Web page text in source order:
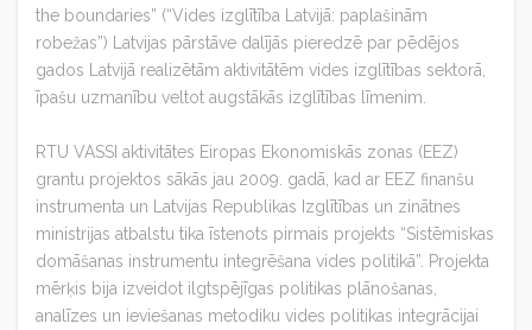
the boundaries” (“Vides izglītība Latvijā: paplašinām
robežas”) Latvijas pārstāve dalījās pieredzē par pēdējos
gados Latvijā realizētām aktivitātēm vides izglītības sektorā,
īpašu uzmanību veltot augstākās izglītības līmenim.
RTU VASSI aktivitātes Eiropas Ekonomiskās zonas (EEZ)
grantu projektos sākās jau 2009. gadā, kad ar EEZ finanšu
instrumenta un Latvijas Republikas Izglītības un zinātnes
ministrijas atbalstu tika īstenots pirmais projekts “Sistēmiskas
domāšanas instrumentu integrēšana vides politikā”. Projekta
mērķis bija izveidot ilgtspējīgas politikas plānošanas,
analīzes un ieviešanas metodiku vides politikas integrācijai